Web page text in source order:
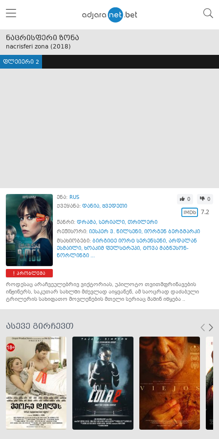
ნაცრისფერი ზონა
nacrisferi zona (2018)
ფლეიერი 2
პრობლემა
ენა: RUS
ქვეყანა: დანია, შვედეთი
0 0
7.2
ჟანრი: დრამა, სერიალი, თრილერი
რეჟისორი: იესპერ ვ. ნილსენი, იორგენ ბერგმარკი
მსახიობები: ბირგიტე იორტ სერენსენი, არდალან
ესმაილი, ხოაკიმ ფელსტრუპი, ტოვა მაგნუსონ-
ნორლინგი ...
როდესაც არაჩვეულებრივ ვიქტორიას, უპილოტო თვითმფრინავების
ინჟინერს, საკუთარ სახლში მძევლად აიყვანენ, ამ საოცრად დაძაბული
ტრილერის სახიფათო მოვლენების მთელი სერიაც მაშინ იწყება ..
ასევე გირჩევთ